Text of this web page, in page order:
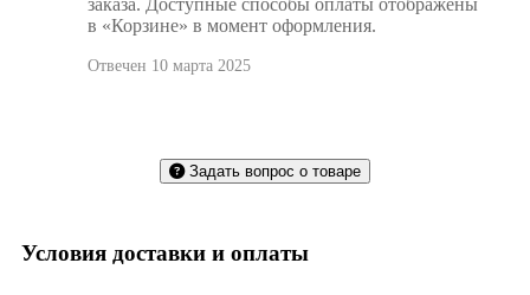
в «Корзине» в момент оформления.
Отвечен 10 марта 2025
Задать вопрос о товаре
Условия доставки и оплаты